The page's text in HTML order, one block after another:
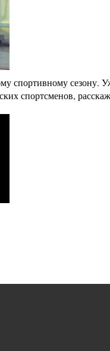
спортивному сезону.
спортсменов,